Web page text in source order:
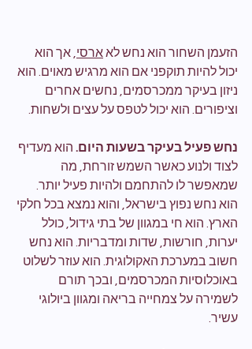
הזעמן השחור הוא נחש לא ארסי , אך הוא
יכול להיות תוקפני אם הוא מרגיש מאוים. הוא
ניזון בעיקר ממכרסמים, נחשים אחרים
וציפורים. הוא יכול לטפס על עצים ולשחות.
נחש פעיל בעיקר בשעות היום. הוא מעדיף
לצוד ולנוע כאשר השמש זורחת, מה
שמאפשר לו להתחמם ולהיות פעיל יותר.
הוא נחש נפוץ בישראל, והוא נמצא בכל חלקי
הארץ. הוא חי במגוון של בתי גידול, כולל
יערות, חורשות, שדות ומדבריות. הוא נחש
חשוב במערכת האקולוגית. הוא עוזר לשלוט
באוכלוסיות המכרסמים, ובכך תורם
לשמירה על צמחייה בריאה ומגוון ביולוגי
עשיר.